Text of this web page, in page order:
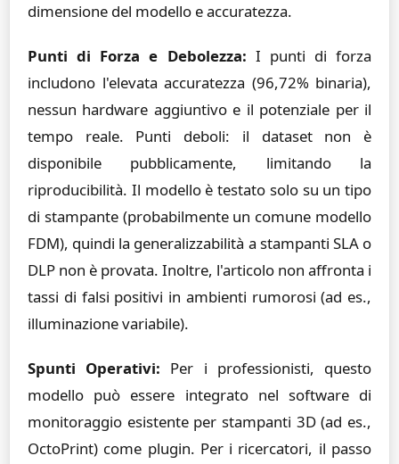
dimensione del modello e accuratezza.
Punti di Forza e Debolezza: I punti di forza
includono l'elevata accuratezza (96,72% binaria),
nessun hardware aggiuntivo e il potenziale per il
tempo reale. Punti deboli: il dataset non è
disponibile pubblicamente, limitando la
riproducibilità. Il modello è testato solo su un tipo
di stampante (probabilmente un comune modello
FDM), quindi la generalizzabilità a stampanti SLA o
DLP non è provata. Inoltre, l'articolo non affronta i
tassi di falsi positivi in ambienti rumorosi (ad es.,
illuminazione variabile).
Spunti Operativi: Per i professionisti, questo
modello può essere integrato nel software di
monitoraggio esistente per stampanti 3D (ad es.,
OctoPrint) come plugin. Per i ricercatori, il passo